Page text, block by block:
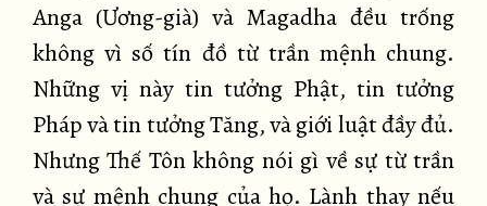
Anga (Ương-già) và Magadha đều trống
không vì số tín đồ từ trần mệnh chung.
Những vị này tin tưởng Phật, tin tưởng
Pháp và tin tưởng Tăng, và giới luật đầy đủ.
Nhưng Thế Tôn không nói gì về sự từ trần
và sự mệnh chung của họ. Lành thay nếu